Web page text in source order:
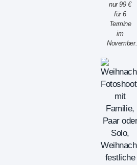
nur 99 €
für 6
Termine
im
November.